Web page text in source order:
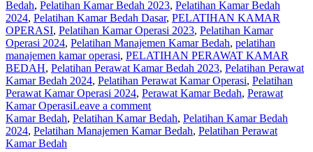
Bedah, Pelatihan Kamar Bedah 2023, Pelatihan Kamar Bedah
2024, Pelatihan Kamar Bedah Dasar, PELATIHAN KAMAR
OPERASI, Pelatihan Kamar Operasi 2023, Pelatihan Kamar
Operasi 2024, Pelatihan Manajemen Kamar Bedah, pelatihan
manajemen kamar operasi, PELATIHAN PERAWAT KAMAR
BEDAH, Pelatihan Perawat Kamar Bedah 2023, Pelatihan Perawat
Kamar Bedah 2024, Pelatihan Perawat Kamar Operasi, Pelatihan
Perawat Kamar Operasi 2024, Perawat Kamar Bedah, Perawat
Kamar OperasiLeave a comment
Kamar Bedah, Pelatihan Kamar Bedah, Pelatihan Kamar Bedah
2024, Pelatihan Manajemen Kamar Bedah, Pelatihan Perawat
Kamar Bedah